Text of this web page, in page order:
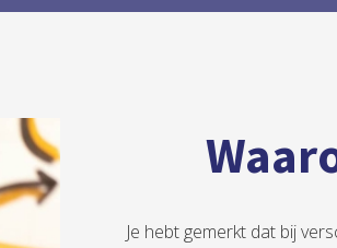
Je hebt gemerkt dat bij